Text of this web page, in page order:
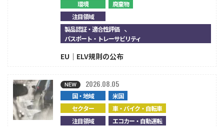
環境
廃棄物
注目領域
製品認証・適合性評価 、
パスポート・トレーサビリティ
EU｜ELV規則の公布
国・地域
米国
セクター
車・バイク・自転車
注目領域
エコカー・自動運転
2026.08.05